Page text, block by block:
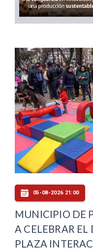
05-08-2026 21:00
MUNICIPIO DE
A CELEBRAR
PLAZA